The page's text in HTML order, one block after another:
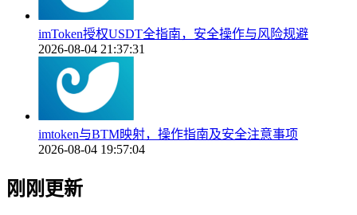
imToken授权USDT全指南，安全操作与风险规避
2026-08-04 21:37:31
imtoken与BTM映射，操作指南及安全注意事项
2026-08-04 19:57:04
刚刚更新